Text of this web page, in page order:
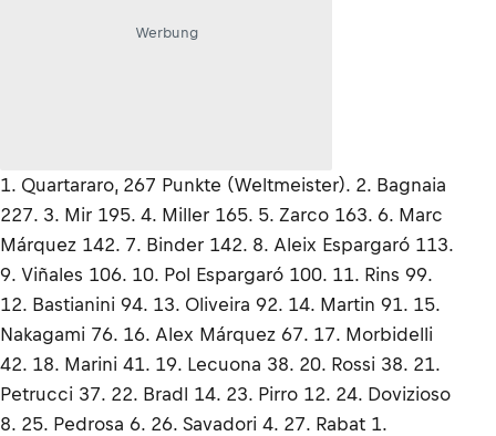
Werbung
1. Quartararo, 267 Punkte (Weltmeister). 2. Bagnaia
227. 3. Mir 195. 4. Miller 165. 5. Zarco 163. 6. Marc
Márquez 142. 7. Binder 142. 8. Aleix Espargaró 113.
9. Viñales 106. 10. Pol Espargaró 100. 11. Rins 99.
12. Bastianini 94. 13. Oliveira 92. 14. Martin 91. 15.
Nakagami 76. 16. Alex Márquez 67. 17. Morbidelli
42. 18. Marini 41. 19. Lecuona 38. 20. Rossi 38. 21.
Petrucci 37. 22. Bradl 14. 23. Pirro 12. 24. Dovizioso
8. 25. Pedrosa 6. 26. Savadori 4. 27. Rabat 1.